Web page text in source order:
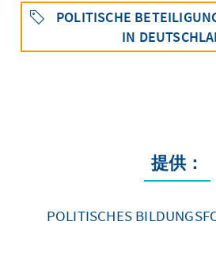
POLITISCHE
IN
提供：
POLITISCHES